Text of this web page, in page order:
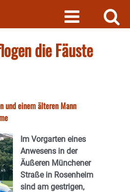
die Fäuste
und einem älteren Mann
Im Vorgarten eines
Anwesens in der
Äußeren Münchener
Straße in Rosenheim
sind am gestrigen,